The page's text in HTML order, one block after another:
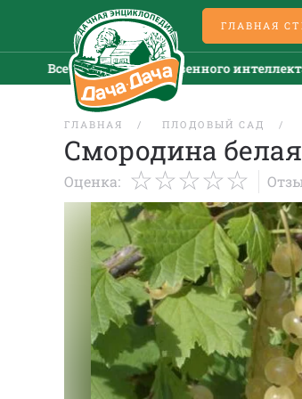
ГЛАВНАЯ
Все новости искусственного интеллекта →
ГЛАВНАЯ ПЛОДОВЫЙ САД
Смородина
Оценка: